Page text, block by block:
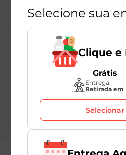
Central de Atendimento
Institucional
Políticas Mambo
Atedimento ao
Selecione sua
Clique e
Grátis
Entrega:
Retirada em
Selecionar